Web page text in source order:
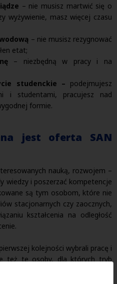
– nie musisz martwić się o
wyżywienie, masz więcej czasu
– nie musisz rezygnować
etat;
– niezbędną w pracy i na
studenckie – podejmujesz
i studentami, pracujesz nad
formie.
jest oferta SAN
nauką, rozwojem –
wiedzy i poszerzać kompetencje
są tym osobom, które nie
stacjonarnych czy zaocznych,
kształcenia na odległość
kolejności wybrali pracę i
też te osoby, dla których tryb
– dla nich wszystkich oferta